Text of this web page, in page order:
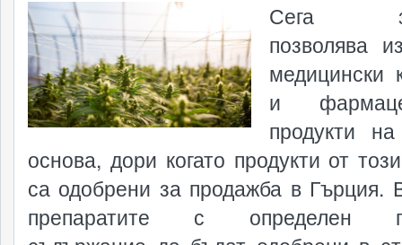
Сега
позволява
медицински
и
продукти
основа, дори когато продукти от
са одобрени за продажба в Гърция.
препаратите с определен